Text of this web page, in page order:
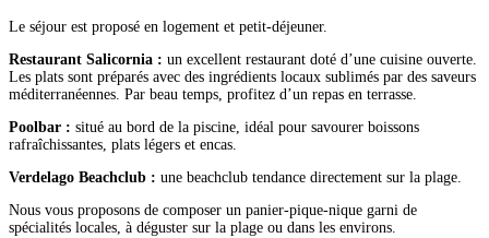
Le séjour est proposé en logement et petit-déjeuner.
Restaurant Salicornia : un excellent restaurant doté d’une cuisine ouverte.
Les plats sont préparés avec des ingrédients locaux sublimés par des saveurs
méditerranéennes. Par beau temps, profitez d’un repas en terrasse.
Poolbar : situé au bord de la piscine, idéal pour savourer boissons
rafraîchissantes, plats légers et encas.
Verdelago Beachclub : une beachclub tendance directement sur la plage.
Nous vous proposons de composer un panier-pique-nique garni de
spécialités locales, à déguster sur la plage ou dans les environs.